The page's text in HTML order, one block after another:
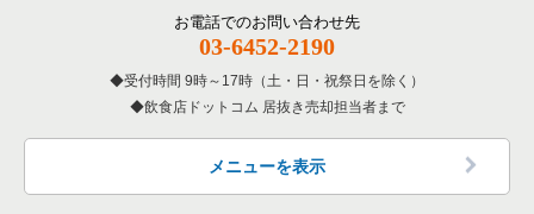
その他の居抜き売却物件の案件一覧
江戸川区の飲食店の居抜き売却物件の案件一覧
墨田区の飲食店の居抜き売却物件の案件一覧
品川区の飲食店の居抜き売却物件の案件一覧
東京23区の専門料理の居抜き売却物件の案件一覧
東京23区の和食の居抜き売却物件の案件一覧
東京23区の洋食の居抜き売却物件の案件一覧
お電話でのお問い合わせ先
03-6452-2190
受付時間 9時～17時（土・日・祝祭日を除く）
飲食店ドットコム 居抜き売却担当者まで
メニューを表示